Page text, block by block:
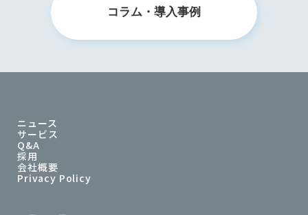
コラム・導入事例
ニュース
サービス
Q&A
採用
会社概要
Privacy Policy